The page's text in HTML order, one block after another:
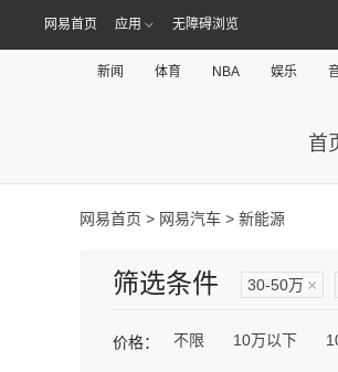
网易首页 应用 无障碍浏览
新闻 体育 NBA 娱乐
首
网易首页 > 网易汽车 > 新能源
筛选条件 30-50万 ×
价格： 不限 10万以下